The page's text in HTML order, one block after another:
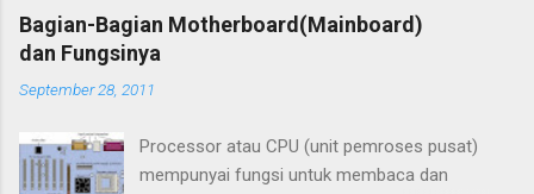
g
K
m
n
t
a
Bagian-Bagian Motherboard(Mainboard)
dan Fungsinya
September 28, 2011
Processor atau CPU (unit pemroses pusat)
mempunyai fungsi untuk membaca dan